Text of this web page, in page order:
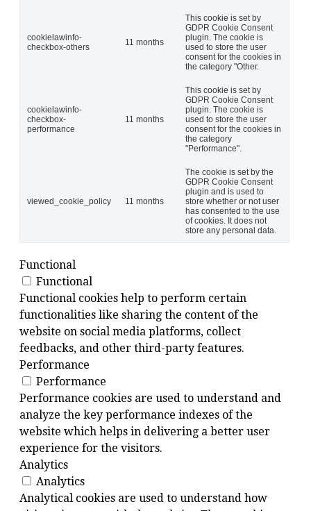
cookielawinfo-
checkbox-others
11 months
This cookie is set by
GDPR Cookie Consent
plugin. The cookie is
used to store the user
consent for the cookies in
the category "Other.
cookielawinfo-
checkbox-
performance
11 months
This cookie is set by
GDPR Cookie Consent
plugin. The cookie is
used to store the user
consent for the cookies in
the category
"Performance".
viewed_cookie_policy 11 months
The cookie is set by the
GDPR Cookie Consent
plugin and is used to
store whether or not user
has consented to the use
of cookies. It does not
store any personal data.
Functional
Functional
Functional cookies help to perform certain
functionalities like sharing the content of the
website on social media platforms, collect
feedbacks, and other third-party features.
Performance
Performance
Performance cookies are used to understand and
analyze the key performance indexes of the
website which helps in delivering a better user
experience for the visitors.
Analytics
Analytics
Analytical cookies are used to understand how